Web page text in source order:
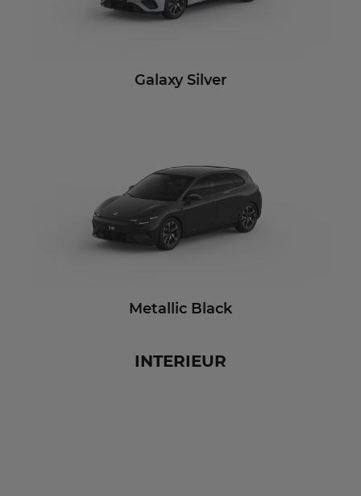
Galaxy Silver
Metallic Black
INTERIEUR